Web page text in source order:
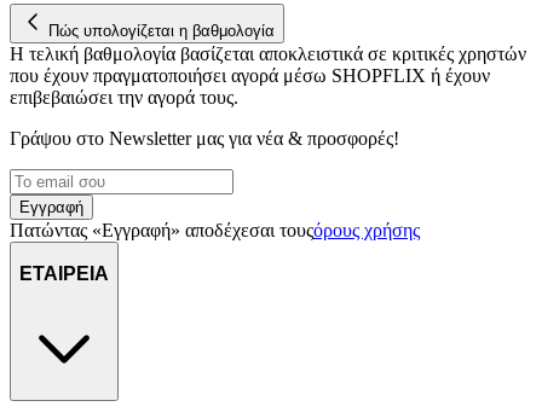
Πώς υπολογίζεται η βαθμολογία
Η τελική βαθμολογία βασίζεται αποκλειστικά σε κριτικές χρηστών
που έχουν πραγματοποιήσει αγορά μέσω SHOPFLIX ή έχουν
επιβεβαιώσει την αγορά τους.
Γράψου στο Νewsletter μας για νέα & προσφορές!
Εγγραφή
Πατώντας «Εγγραφή» αποδέχεσαι τουςόρους χρήσης
ΕΤΑΙΡΕΙΑ